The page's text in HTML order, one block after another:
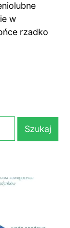
w
rzadko